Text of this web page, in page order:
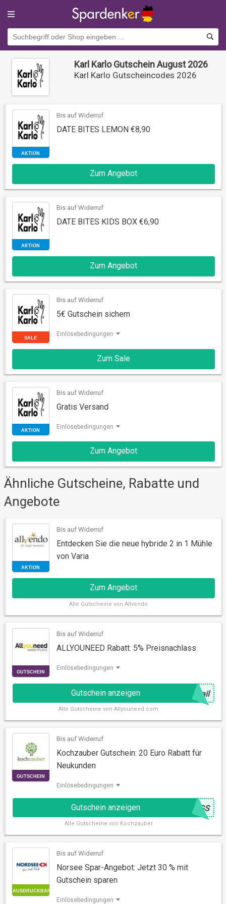
Karl Karlo Gutschein August 2026
Karl Karlo Gutscheincodes 2026
Bis auf Widerruf
DATE BITES LEMON €8,90
Zum Angebot
Bis auf Widerruf
DATE BITES KIDS BOX €6,90
Zum Angebot
SALE
Bis auf Widerruf
5€ Gutschein sichern
Einlösebedingungen
Zum Sale
AKTION
Bis auf Widerruf
Gratis Versand
Einlösebedingungen
Zum Angebot
Ähnliche Gutscheine, Rabatte und
Angebote
AKTION
Bis auf Widerruf
Entdecken Sie die neue hybride 2 in 1 Mühle
von Varia
Zum Angebot
Alle Gutscheine von Allvendo
GUTSCHEIN
Bis auf Widerruf
ALLYOUNEED Rabatt: 5% Preisnachlass
Einlösebedingungen
Gutschein anzeigen @ ail
Alle Gutscheine von Allyouneed.com
GUTSCHEIN
Bis auf Widerruf
Kochzauber Gutschein: 20 Euro Rabatt für
Neukunden
Einlösebedingungen
Gutschein anzeigen @8GS
Alle Gutscheine von Kochzauber
Bis auf Widerruf
Norsee Spar-Angebot: Jetzt 30 % mit
Gutschein sparen
Einlösebedingungen